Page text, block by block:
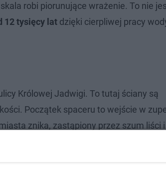
robi piorunujące wrażenie. To nie
12 tysięcy lat dzięki cierpliwej pracy
Królowej Jadwigi. To tutaj ściany są
Początek spaceru to wejście w
znika, zastąpiony przez szum liści